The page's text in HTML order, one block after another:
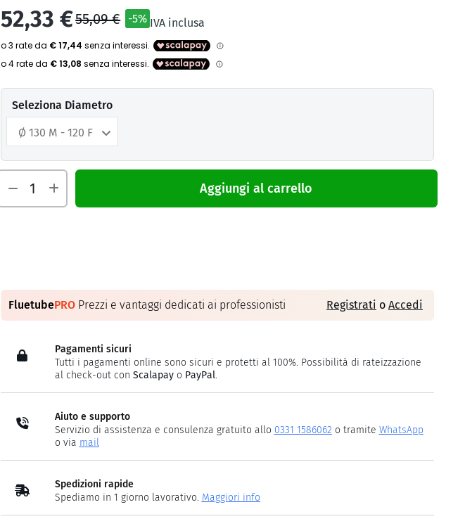
52,33 €55,09 € -5% IVA inclusa
Seleziona Diametro
Aggiungi al carrello
FluetubePRO Prezzi e vantaggi dedicati ai professionisti Registrati o Accedi
Pagamenti sicuri
Tutti i pagamenti online sono sicuri e protetti al 100%. Possibilità di rateizzazione
al check-out con Scalapayo PayPal.
Aiuto e supporto
Servizio di assistenza e consulenza gratuito allo 0331 1586062 o tramite WhatsApp
o via mail
Spedizioni rapide
Spediamo in 1 giorno lavorativo. Maggiori info